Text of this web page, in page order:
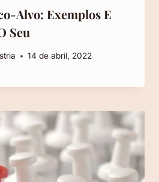
Alvo: Exemplos E
Seu
14 de abril, 2022